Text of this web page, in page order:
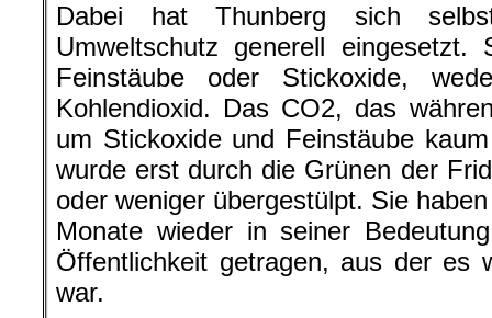
Dabei hat Thunberg sich
Umweltschutz generell
Feinstäube oder Stickoxide,
Kohlendioxid. Das CO2, das
um Stickoxide und Feinstäube
wurde erst durch die Grünen der
oder weniger übergestülpt. Sie
Monate wieder in seiner
Öffentlichkeit getragen, aus der es
war.